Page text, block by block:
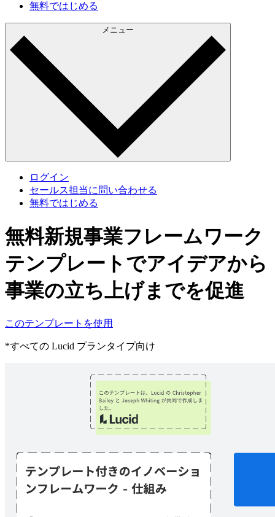
無料ではじめる
メニュー
ログイン
セールス担当に問い合わせる
無料ではじめる
無料新規事業フレームワーク
テンプレートでアイデアから
事業の立ち上げまでを促進
このテンプレートを使用
*すべての Lucid プランタイプ向け